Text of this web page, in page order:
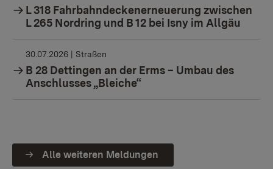
L 318 Fahrbahndeckenerneuerung zwischen
L 265 Nordring und B 12 bei Isny im Allgäu
30.07.2026 | Straßen
B 28 Dettingen an der Erms – Umbau des
Anschlusses „Bleiche“
Alle weiteren Meldungen